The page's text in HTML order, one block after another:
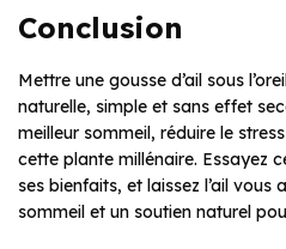
Conclusion
Mettre une gousse d’ail sous
naturelle, simple et sans effet
meilleur sommeil, réduire le
cette plante millénaire. Essayez
ses bienfaits, et laissez l’ail
sommeil et un soutien naturel